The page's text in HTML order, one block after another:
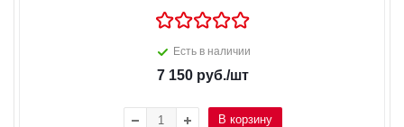
Есть в наличии
7 150руб./шт
В корзину